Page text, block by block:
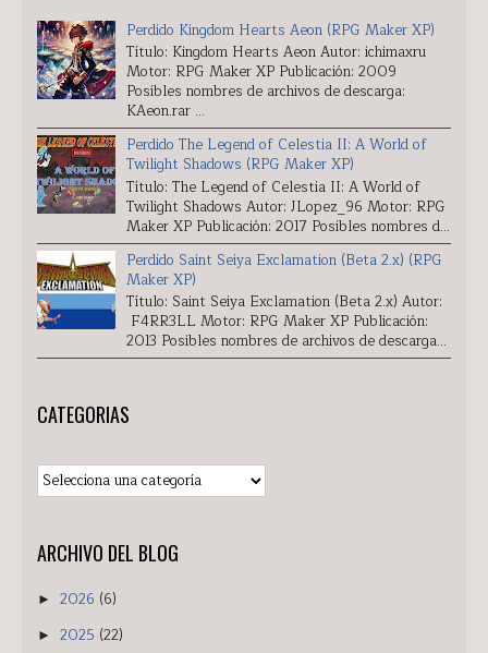
Perdido Kingdom Hearts Aeon (RPG Maker XP)
Título: Kingdom Hearts Aeon Autor: ichimaxru
Motor: RPG Maker XP Publicación: 2009
Posibles nombres de archivos de descarga:
KAeon.rar ...
Perdido The Legend of Celestia II: A World of
Twilight Shadows (RPG Maker XP)
Título: The Legend of Celestia II: A World of
Twilight Shadows Autor: JLopez_96 Motor: RPG
Maker XP Publicación: 2017 Posibles nombres d...
Perdido Saint Seiya Exclamation (Beta 2.x) (RPG
Maker XP)
Título: Saint Seiya Exclamation (Beta 2.x) Autor:
F4RR3LL Motor: RPG Maker XP Publicación:
2013 Posibles nombres de archivos de descarga...
CATEGORIAS
ARCHIVO DEL BLOG
► 2026 (6)
► 2025 (22)